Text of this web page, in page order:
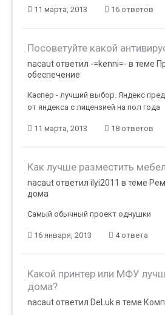
11 марта, 2013 16 ответов
Посоветуйте какой
nacaut ответил -=kenni=- в теме
обеспечение
Каспер - лучший выбор. Яндекс
от яндекса с лицензией на пол года
11 марта, 2013 18 ответов
Как лучше разместить
nacaut ответил ilyi2011 в теме
дома
Самый обычный проект однушки
16 января, 2013 4 ответа
Какой принтер или МФУ
дома?
nacaut ответил DeLuk в теме